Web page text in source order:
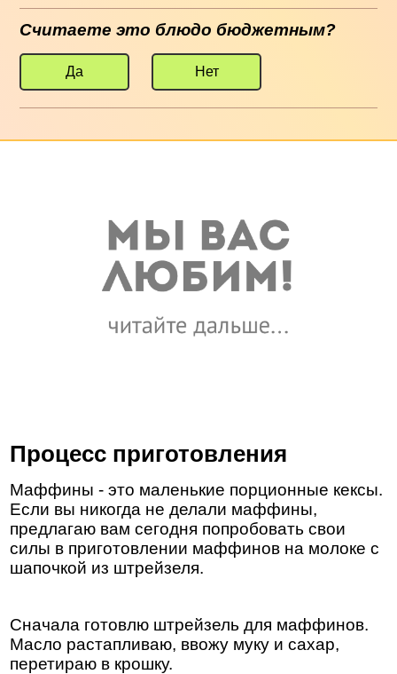
Считаете это блюдо бюджетным?
Да Нет
Процесс приготовления
Маффины - это маленькие порционные кексы.
Если вы никогда не делали маффины,
предлагаю вам сегодня попробовать свои
силы в приготовлении маффинов на молоке с
шапочкой из штрейзеля.
Сначала готовлю штрейзель для маффинов.
Масло растапливаю, ввожу муку и сахар,
перетираю в крошку.